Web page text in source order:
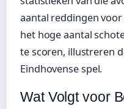
aantal reddingen
het hoge aantal
te scoren, illustreren
Eindhovense spel.
Wat Volgt voor